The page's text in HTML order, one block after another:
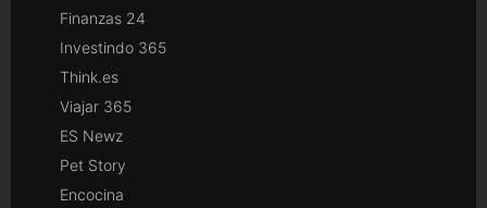
Finanzas 24
Investindo 365
Think.es
Viajar 365
ES Newz
Pet Story
Encocina